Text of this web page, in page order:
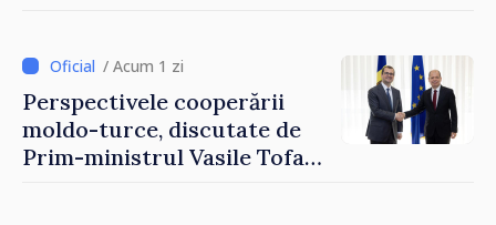
Reuniune la Moghiliov-
Podolsk
/ Acum 1 zi
Perspectivele cooperării
moldo-turce, discutate de
Prim-ministrul Vasile Tofan